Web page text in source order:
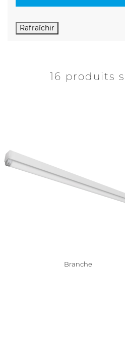
16 produits
Branche